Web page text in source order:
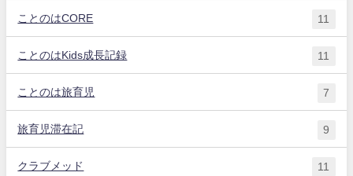
ことのはCORE 11
ことのはKids成長記録 11
ことのは旅育児 7
旅育児滞在記 9
クラブメッド 11